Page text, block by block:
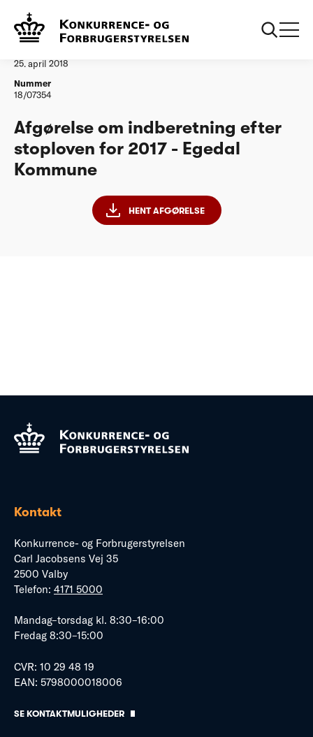
Vandtilsyn
25. april 2018
Nummer
18/07354
Afgørelse om indberetning efter
stoploven for 2017 - Egedal
Kommune
HENT AFGØRELSE
Kontakt
Konkurrence- og Forbrugerstyrelsen
Carl Jacobsens Vej 35
2500 Valby
Telefon: 4171 5000
Mandag–torsdag kl. 8:30–16:00
Fredag 8:30–15:00
CVR: 10 29 48 19
EAN: 5798000018006
SE KONTAKTMULIGHEDER